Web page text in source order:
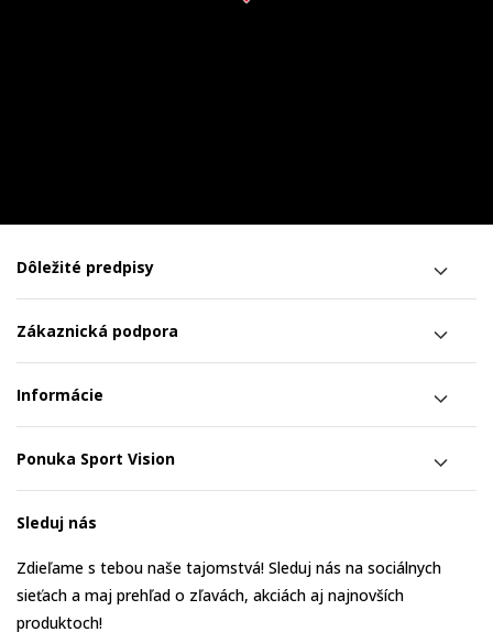
Dôležité predpisy
Zákaznická podpora
Informácie
Ponuka Sport Vision
Sleduj nás
Zdieľame s tebou naše tajomstvá! Sleduj nás na sociálnych
sieťach a maj prehľad o zľavách, akciách aj najnovších
produktoch!